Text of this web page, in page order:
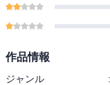
作品情報
ジャンル :